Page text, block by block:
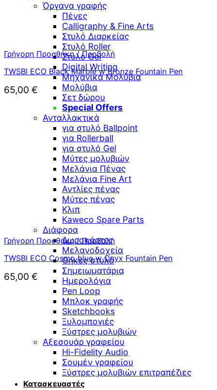
Όργανα γραφής
Πένες
Calligraphy & Fine Arts
Στυλό Διαρκείας
Στυλό Roller
Στυλό Gel
Digital Writing
Μηχανικά Μολύβια
Μολύβια
Σετ δώρου
Special Offers
Ανταλλακτικά
για στυλό Ballpoint
για Rollerball
για στυλό Gel
Μύτες μολυβιών
Μελάνια Πένας
Μελάνια Fine Art
Αντλίες πένας
Μύτες πένας
Κλιπ
Kaweco Spare Parts
Διάφορα
Δωροκάρτες
Μελανοδοχεία
Θήκες στυλό
Σημειωματάρια
Ημερολόγια
Pen Loop
Μπλοκ γραφής
Sketchbooks
Ξυλομπογιές
Ξύστρες μολυβιών
Αξεσουάρ γραφείου
Hi-Fidelity Audio
Σουμέν γραφείου
Ξύστρες μολυβιών επιτραπέζιες
Κατασκευαστές
Γρήγορη Προσθήκη / Προβολή
TWSBI ECO Black Marble w Bronze Fountain Pen
65,00 €
Γρήγορη Προσθήκη / Προβολή
TWSBI ECO Cosmo blue w Onyx Fountain Pen
65,00 €